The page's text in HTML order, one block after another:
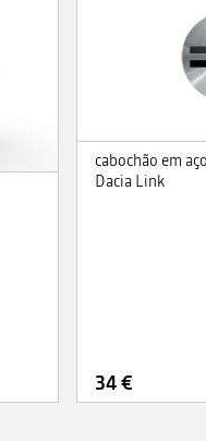
cabochão em
Dacia Link
34 €